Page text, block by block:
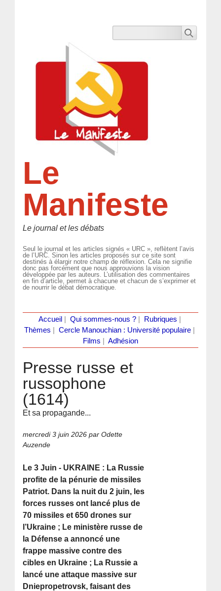
Le
Manifeste
Le journal et les débats
Seul le journal et les articles signés « URC », reflètent l’avis
de l’URC. Sinon les articles proposés sur ce site sont
destinés à élargir notre champ de réflexion. Cela ne signifie
donc pas forcément que nous approuvions la vision
développée par les auteurs. L’utilisation des commentaires
en fin d’article, permet à chacune et chacun de s’exprimer et
de nourrir le débat démocratique.
Accueil Qui sommes-nous ?| Rubriques
Thèmes
Cercle Manouchian : Université populaire
Films
Adhésion
Presse russe et
russophone
(1614)
Et sa propagande...
mercredi 3 juin 2026 par Odette
Auzende
Le 3 Juin - UKRAINE : La Russie
profite de la pénurie de missiles
Patriot. Dans la nuit du 2 juin, les
forces russes ont lancé plus de
70 missiles et 650 drones sur
l’Ukraine ; Le ministère russe de
la Défense a annoncé une
frappe massive contre des
cibles en Ukraine ; La Russie a
lancé une attaque massive sur
Dniepropetrovsk, faisant des